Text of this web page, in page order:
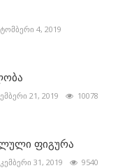
4, 2019
21, 2019 10078
ფიგურა
31, 2019 9540